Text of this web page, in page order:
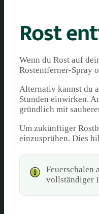
Rost
Wenn du Rost auf
Rostentferner-Spray
Alternativ kannst du
Stunden einwirken.
gründlich mit
Um zukünftiger
einzusprühen. Dies
Feuerschalen
vollständiger